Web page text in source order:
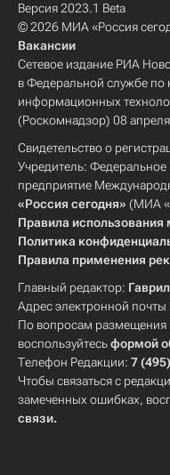
Версия 2023.1 Beta
© 2026 МИА «Россия
Вакансии
Сетевое издание РИА
в Федеральной службе по
информационных
(Роскомнадзор) 08
Свидетельство о
Учредитель: Федеральное
предприятие
«Россия сегодня» (МИА
Правила использования
Политика
Правила применения
Главный редактор:
Адрес электронной почты
По вопросам размещения
воспользуйтесьформой
Телефон Редакции: 7
Чтобы связаться с
замеченных ошибках,
связи.